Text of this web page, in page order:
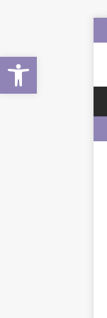
Abrir a barra de ferramentas